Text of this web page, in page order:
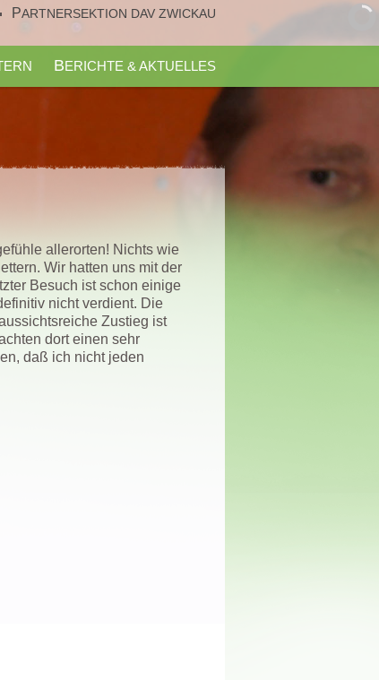
PARTNERSEKTION DAV ZWICKAU
BERICHTE & AKTUELLES
allerorten! Nichts wie
Wir hatten uns mit der
Besuch ist schon einige
nicht verdient. Die
Zustieg ist
dort einen sehr
daß ich nicht jeden